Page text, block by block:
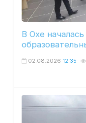
В Охе
02.08.2026 12:35